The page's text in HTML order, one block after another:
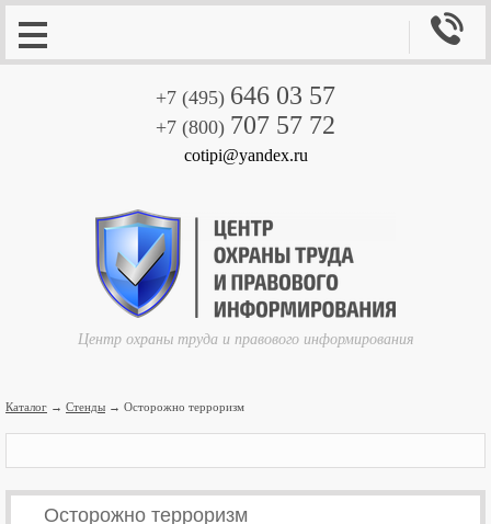
+7 (495) 646 03 57
+7 (800) 707 57 72
cotipi@yandex.ru
Центр охраны труда и правового информирования

Каталог → Стенды → Осторожно терроризм
Осторожно терроризм